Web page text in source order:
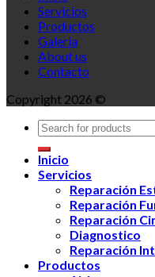
Servicios
Productos
Galeria
About us
Contacto
Copyright 2026 ©
Inicio
Servicios
Reparación
Reparación
Reparación
Diagnostico
Reparación
Productos